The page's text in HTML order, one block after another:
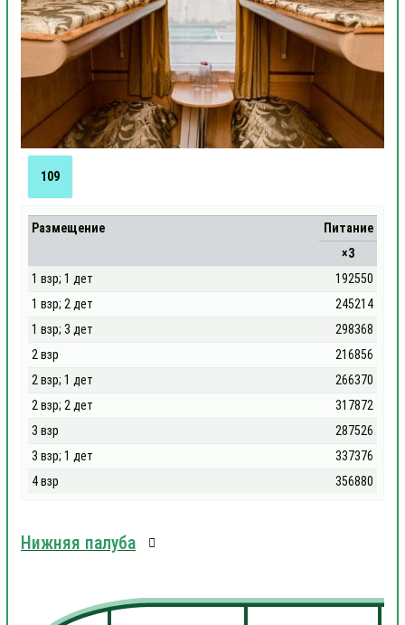
109
Размещение
Питание
×3
1 взр; 1 дет
192550
1 взр; 2 дет
245214
1 взр; 3 дет
298368
2 взр
216856
2 взр; 1 дет
266370
2 взр; 2 дет
317872
3 взр
287526
3 взр; 1 дет
337376
4 взр
356880
Нижняя палуба